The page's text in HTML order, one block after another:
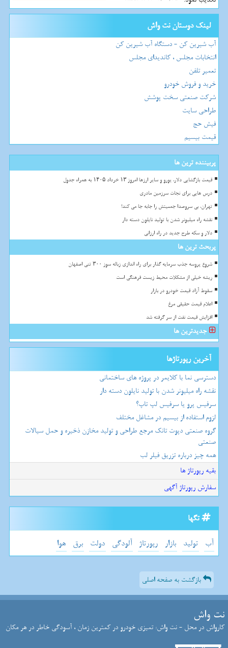
لینک دوستان نت واش
آب شیرین کن - دستگاه آب شیرین کن
انتخابات مجلس ، کاندیدای مجلس
تعمیر تلفن
خرید و فروش خودرو
شرکت صنعتی سخت پوشش
طراحی سایت
فیش حج
قیمت بیسیم
پربیننده ترین ها
قیمت بازگشایی دلار، یورو و سایر ارزها امروز ۱۳ خرداد ۱۴۰۵ به همراه جدول
درس هایی برای نجات سرزمین مادری
تهران، بی سروصدا جمعیتش را جابه جا می کند!
نقشه راه میلیونر شدن با تولید نایلون دسته دار
دلار و سکه طرح جدید در راه ارزانی
پربحث ترین ها
شروع پروسه جذب سرمایه گذار برای راه اندازی زباله سوز ۳۰۰ تنی اصفهان
ریشه خیلی از مشکلات محیط زیست فرهنگی است
سقوط آزاد قیمت خودرو در بازار
اعلام قیمت حقیقی مرغ
افزایش قیمت نفت از سر گرفته شد
جدیدترین ها
آخرین رپورتاژها
دسترسی نما با کلایمر در پروژه های ساختمانی
نقشه راه میلیونر شدن با تولید نایلون دسته دار
سرفیس پرو یا سرفیس لپ تاپ؟
لزوم استفاده از بیسیم در مشاغل مختلف
گروه صنعتی دپوت تانک مرجع طراحی و تولید مخازن ذخیره و حمل سیالات
صنعتی
همه چیز درباره تزریق فیلر لب
بقیه رپورتاژ ها
سفارش رپورتاژ آگهی
تگها
آب تولید بازار رپورتاژ آلودگی دولت برق هوا
بازگشت به صفحه اصلی
نت واش
کارواش در محل - نت واش: تمیزی خودرو در کمترین زمان ، آسودگی خاطر در هر مکان